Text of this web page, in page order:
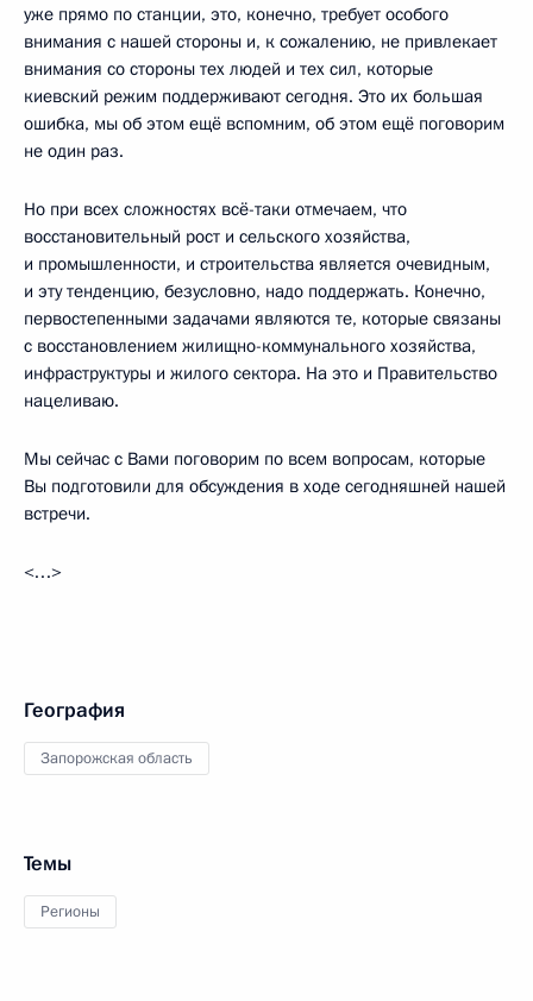
уже прямо по станции, это, конечно, требует особого
внимания с нашей стороны и, к сожалению, не привлекает
внимания со стороны тех людей и тех сил, которые
киевский режим поддерживают сегодня. Это их большая
ошибка, мы об этом ещё вспомним, об этом ещё поговорим
не один раз.
Но при всех сложностях всё-таки отмечаем, что
восстановительный рост и сельского хозяйства,
и промышленности, и строительства является очевидным,
и эту тенденцию, безусловно, надо поддержать. Конечно,
первостепенными задачами являются те, которые связаны
с восстановлением жилищно-коммунального хозяйства,
инфраструктуры и жилого сектора. На это и Правительство
нацеливаю.
Мы сейчас с Вами поговорим по всем вопросам, которые
Вы подготовили для обсуждения в ходе сегодняшней нашей
встречи.
<…>
География
Запорожская область
Темы
Регионы